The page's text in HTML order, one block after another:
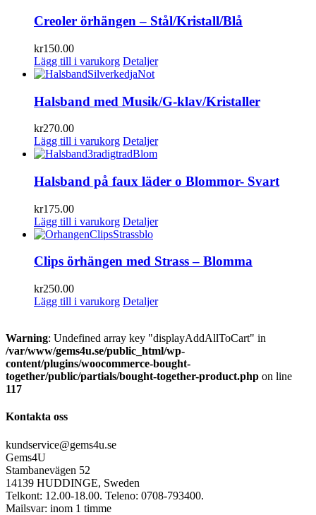
Creoler örhängen – Stål/Kristall/Blå
kr150.00
Lägg till i varukorg Detaljer
Halsband med Musik/G-klav/Kristaller
kr270.00
Lägg till i varukorg Detaljer
Halsband på faux läder o Blommor- Svart
kr175.00
Lägg till i varukorg Detaljer
Clips örhängen med Strass – Blomma
kr250.00
Lägg till i varukorg Detaljer
Warning: Undefined array key "displayAddAllToCart" in
/var/www/gems4u.se/public_html/wp-
content/plugins/woocommerce-bought-
together/public/partials/bought-together-product.php on line
117
Kontakta oss
kundservice@gems4u.se
Gems4U
Stambanevägen 52
14139 HUDDINGE, Sweden
Telkont: 12.00-18.00. Teleno: 0708-793400.
Mailsvar: inom 1 timme